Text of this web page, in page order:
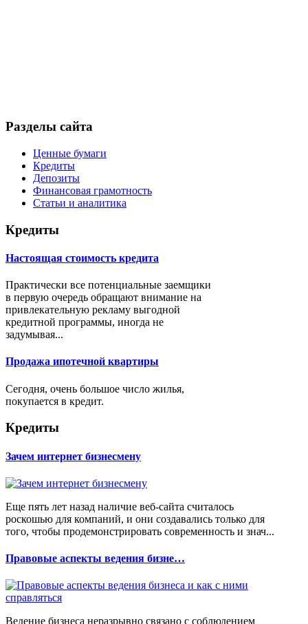
Разделы сайта
Ценные бумаги
Кредиты
Депозиты
Финансовая грамотность
Статьи и аналитика
Кредиты
Настоящая стоимость кредита
Практически все потенциальные заемщики
в первую очередь обращают внимание на
привлекательную рекламу выгодной
кредитной программы, иногда не
задумывая...
Продажа ипотечной квартиры
Сегодня, очень большое число жилья,
покупается в кредит.
Кредиты
Зачем интернет бизнесмену
Еще пять лет назад наличие веб-сайта считалось
роскошью для компаний, и они создавались только для
того, чтобы продемонстрировать современность и знач...
Правовые аспекты ведения бизне…
Ведение бизнеса неразрывно связано с соблюдением